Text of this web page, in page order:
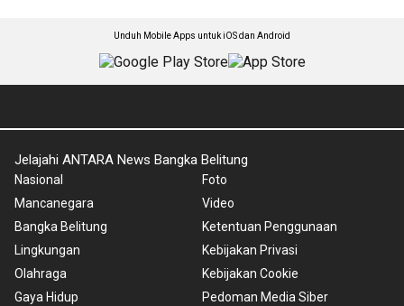
Unduh Mobile Apps untuk iOS dan Android
Jelajahi ANTARA News Bangka Belitung
Nasional
Mancanegara
Bangka Belitung
Lingkungan
Olahraga
Gaya Hidup
Foto
Video
Ketentuan Penggunaan
Kebijakan Privasi
Kebijakan Cookie
Pedoman Media Siber